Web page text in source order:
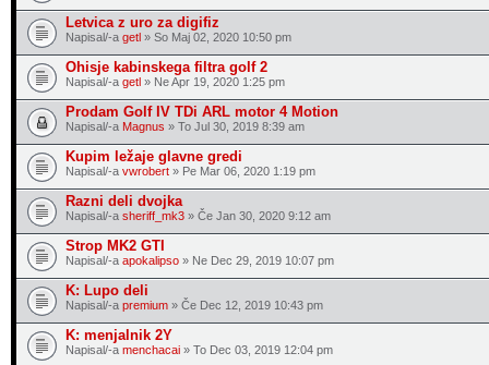
Letvica z uro za digifiz
Napisal/-a getl » So Maj 02, 2020 10:50 pm
Ohisje kabinskega filtra golf 2
Napisal/-a getl » Ne Apr 19, 2020 1:25 pm
Prodam Golf IV TDi ARL motor 4 Motion
Napisal/-a Magnus » To Jul 30, 2019 8:39 am
Kupim ležaje glavne gredi
Napisal/-a vwrobert » Pe Mar 06, 2020 1:19 pm
Razni deli dvojka
Napisal/-a sheriff_mk3 » Če Jan 30, 2020 9:12 am
Strop MK2 GTI
Napisal/-a apokalipso » Ne Dec 29, 2019 10:07 pm
K: Lupo deli
Napisal/-a premium » Če Dec 12, 2019 10:43 pm
K: menjalnik 2Y
Napisal/-a menchacai » To Dec 03, 2019 12:04 pm